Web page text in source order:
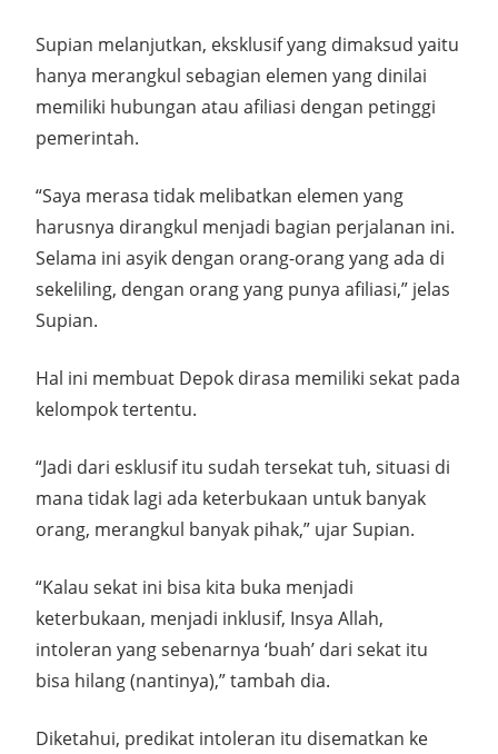
Supian melanjutkan, eksklusif yang dimaksud yaitu
hanya merangkul sebagian elemen yang dinilai
memiliki hubungan atau afiliasi dengan petinggi
pemerintah.
“Saya merasa tidak melibatkan elemen yang
harusnya dirangkul menjadi bagian perjalanan ini.
Selama ini asyik dengan orang-orang yang ada di
sekeliling, dengan orang yang punya afiliasi,” jelas
Supian.
Hal ini membuat Depok dirasa memiliki sekat pada
kelompok tertentu.
“Jadi dari esklusif itu sudah tersekat tuh, situasi di
mana tidak lagi ada keterbukaan untuk banyak
orang, merangkul banyak pihak,” ujar Supian.
“Kalau sekat ini bisa kita buka menjadi
keterbukaan, menjadi inklusif, Insya Allah,
intoleran yang sebenarnya ‘buah’ dari sekat itu
bisa hilang (nantinya),” tambah dia.
Diketahui, predikat intoleran itu disematkan ke